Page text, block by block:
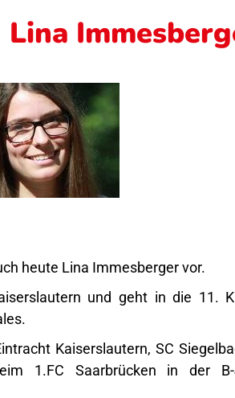
heute Lina Immesberger vor.
und geht in die 11.
Kaiserslautern, SC
1.FC Saarbrücken in der B-